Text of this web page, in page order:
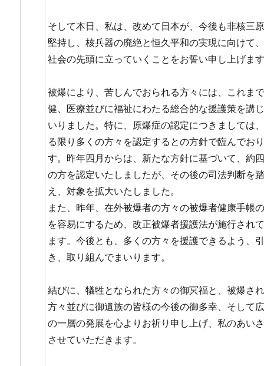
そして本日、私は、改めて日本が、今後も非核三
堅持し、核兵器の廃絶と恒久平和の実現に向けて
社会の先頭に立っていくことをお誓い申し上げま
被爆により、苦しんでおられる方々には、これま
健、医療並びに福祉にわたる総合的な援護策を講
いりました。特に、原爆症の認定につきましては
る限り多くの方々を認定するとの方針で臨んでお
す。昨年四月からは、新たな方針に基づいて、約
の方を認定いたしましたが、その後の司法判断を
え、対象を拡大いたしました。
また、昨年、在外被爆者の方々の被爆者健康手帳
を容易にするため、改正被爆者援護法が施行され
ます。今後とも、多くの方々を援護できるよう、
き、取り組んでまいります。
結びに、犠牲となられた方々の御冥福と、被爆さ
方々並びに御遺族の皆様の今後の御多幸、そして
の一層の発展を心よりお祈り申し上げ、私のあい
させていただきます。